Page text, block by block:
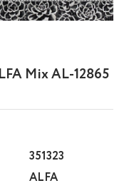
Mix AL-12865
351323
ALFA